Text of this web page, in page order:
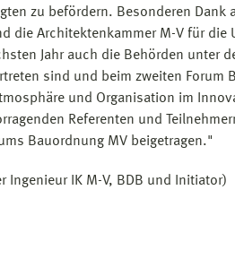
zu befördern. Besonderen Dank
die Architektenkammer M-V für die
Jahr auch die Behörden unter
sind und beim zweiten Forum
und Organisation im
Referenten und
Bauordnung MV beigetragen."
Ingenieur IK M-V, BDB und Initiator)